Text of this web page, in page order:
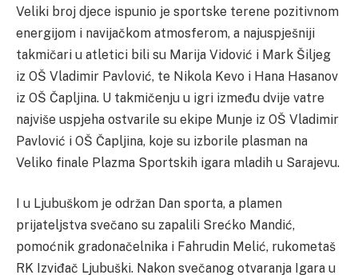
Veliki broj djece ispunio je sportske terene pozitivnom
energijom i navijačkom atmosferom, a najuspješniji
takmičari u atletici bili su Marija Vidović i Mark Šiljeg
iz OŠ Vladimir Pavlović, te Nikola Kevo i Hana Hasanov
iz OŠ Čapljina. U takmičenju u igri između dvije vatre
najviše uspjeha ostvarile su ekipe Munje iz OŠ Vladimir
Pavlović i OŠ Čapljina, koje su izborile plasman na
Veliko finale Plazma Sportskih igara mladih u Sarajevu.
I u Ljubuškom je održan Dan sporta, a plamen
prijateljstva svečano su zapalili Srećko Mandić,
pomoćnik gradonačelnika i Fahrudin Melić, rukometaš
RK Izviđač Ljubuški. Nakon svečanog otvaranja Igara u